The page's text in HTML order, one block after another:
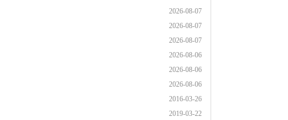
2026-08-07
2026-08-07
2026-08-07
2026-08-06
2026-08-06
2026-08-06
2016-03-26
2019-03-22